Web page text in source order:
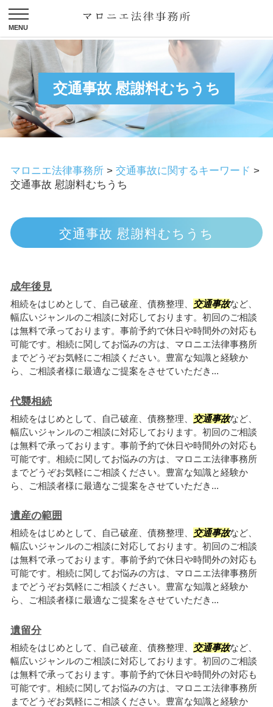
交通事故 慰謝料むちうち
マロニエ法律事務所 > 交通事故に関するキーワード >
交通事故 慰謝料むちうち
交通事故 慰謝料むちうち
成年後見
相続をはじめとして、自己破産、債務整理、 交通事故など、
幅広いジャンルのご相談に対応しております。初回のご相談
は無料で承っております。事前予約で休日や時間外の対応も
可能です。相続に関してお悩みの方は、マロニエ法律事務所
までどうぞお気軽にご相談ください。豊富な知識と経験か
ら、ご相談者様に最適なご提案をさせていただき...
代襲相続
相続をはじめとして、自己破産、債務整理、 交通事故など、
幅広いジャンルのご相談に対応しております。初回のご相談
は無料で承っております。事前予約で休日や時間外の対応も
可能です。相続に関してお悩みの方は、マロニエ法律事務所
までどうぞお気軽にご相談ください。豊富な知識と経験か
ら、ご相談者様に最適なご提案をさせていただき...
遺産の範囲
相続をはじめとして、自己破産、債務整理、 交通事故など、
幅広いジャンルのご相談に対応しております。初回のご相談
は無料で承っております。事前予約で休日や時間外の対応も
可能です。相続に関してお悩みの方は、マロニエ法律事務所
までどうぞお気軽にご相談ください。豊富な知識と経験か
ら、ご相談者様に最適なご提案をさせていただき...
遺留分
相続をはじめとして、自己破産、債務整理、 交通事故など、
幅広いジャンルのご相談に対応しております。初回のご相談
は無料で承っております。事前予約で休日や時間外の対応も
可能です。相続に関してお悩みの方は、マロニエ法律事務所
までどうぞお気軽にご相談ください。豊富な知識と経験か